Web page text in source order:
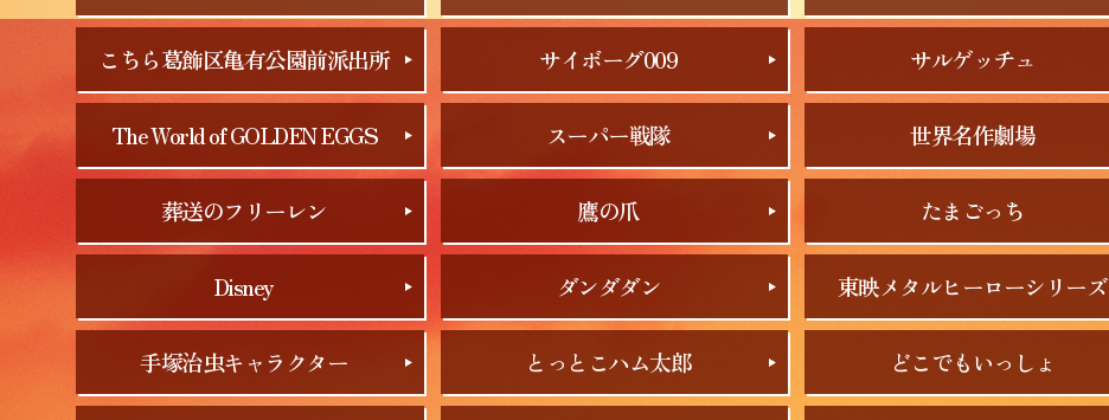
こちら葛飾区亀有公園前派出所 サイボーグ009 サルゲッチュ
The World of GOLDEN EGGS スーパー戦隊 世界名作劇場
葬送のフリーレン 鷹の爪 たまごっち
Disney ダンダダン 東映メタルヒーローシリーズ
手塚治虫キャラクター とっとこハム太郎 どこでもいっしょ